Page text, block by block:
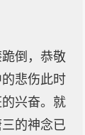
倒，恭敬
悲伤此时
兴奋。就
的神念已